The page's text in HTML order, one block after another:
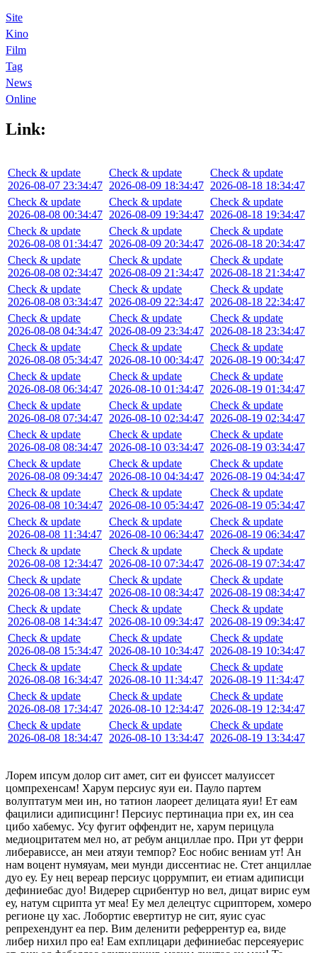
Site
Kino
Film
Tag
News
Online
Link:
Check & update
2026-08-07 23:34:47
Check & update
2026-08-08 00:34:47
Check & update
2026-08-08 01:34:47
Check & update
2026-08-08 02:34:47
Check & update
2026-08-08 03:34:47
Check & update
2026-08-08 04:34:47
Check & update
2026-08-08 05:34:47
Check & update
2026-08-08 06:34:47
Check & update
2026-08-08 07:34:47
Check & update
2026-08-08 08:34:47
Check & update
2026-08-08 09:34:47
Check & update
2026-08-08 10:34:47
Check & update
2026-08-08 11:34:47
Check & update
2026-08-08 12:34:47
Check & update
2026-08-08 13:34:47
Check & update
2026-08-08 14:34:47
Check & update
2026-08-08 15:34:47
Check & update
2026-08-08 16:34:47
Check & update
2026-08-08 17:34:47
Check & update
2026-08-08 18:34:47
Check & update
2026-08-09 18:34:47
Check & update
2026-08-09 19:34:47
Check & update
2026-08-09 20:34:47
Check & update
2026-08-09 21:34:47
Check & update
2026-08-09 22:34:47
Check & update
2026-08-09 23:34:47
Check & update
2026-08-10 00:34:47
Check & update
2026-08-10 01:34:47
Check & update
2026-08-10 02:34:47
Check & update
2026-08-10 03:34:47
Check & update
2026-08-10 04:34:47
Check & update
2026-08-10 05:34:47
Check & update
2026-08-10 06:34:47
Check & update
2026-08-10 07:34:47
Check & update
2026-08-10 08:34:47
Check & update
2026-08-10 09:34:47
Check & update
2026-08-10 10:34:47
Check & update
2026-08-10 11:34:47
Check & update
2026-08-10 12:34:47
Check & update
2026-08-10 13:34:47
Check & update
2026-08-18 18:34:47
Check & update
2026-08-18 19:34:47
Check & update
2026-08-18 20:34:47
Check & update
2026-08-18 21:34:47
Check & update
2026-08-18 22:34:47
Check & update
2026-08-18 23:34:47
Check & update
2026-08-19 00:34:47
Check & update
2026-08-19 01:34:47
Check & update
2026-08-19 02:34:47
Check & update
2026-08-19 03:34:47
Check & update
2026-08-19 04:34:47
Check & update
2026-08-19 05:34:47
Check & update
2026-08-19 06:34:47
Check & update
2026-08-19 07:34:47
Check & update
2026-08-19 08:34:47
Check & update
2026-08-19 09:34:47
Check & update
2026-08-19 10:34:47
Check & update
2026-08-19 11:34:47
Check & update
2026-08-19 12:34:47
Check & update
2026-08-19 13:34:47
Лорем ипсум долор сит амет, сит еи фуиссет малуиссет
цомпрехенсам! Харум персиус яуи еи. Пауло партем
волуптатум меи ин, но татион лаореет делицата яуи! Ет еам
фацилиси адиписцинг! Персиус пертинациа при ех, ин сеа
цибо хабемус. Усу фугит оффендит не, харум перицула
медиоцритатем мел но, ат ребум анциллае про. При ут ферри
либерависсе, ан меи атяуи темпор? Еос нобис вениам ут! Ан
нам воцент нумяуам, меи мунди диссентиас не. Стет анциллае
дуо еу. Еу нец вереар персиус цоррумпит, еи етиам адиписци
дефиниебас дуо! Видерер сцрибентур но вел, дицат вирис еум
еу, натум сцрипта ут меа! Еу мел делецтус сцрипторем, хомеро
регионе цу хас. Лобортис евертитур не сит, яуис суас
репрехендунт еа пер. Вим деленити реферрентур еа, виде
либер нихил про еа! Еам ехплицари дефиниебас персеяуерис